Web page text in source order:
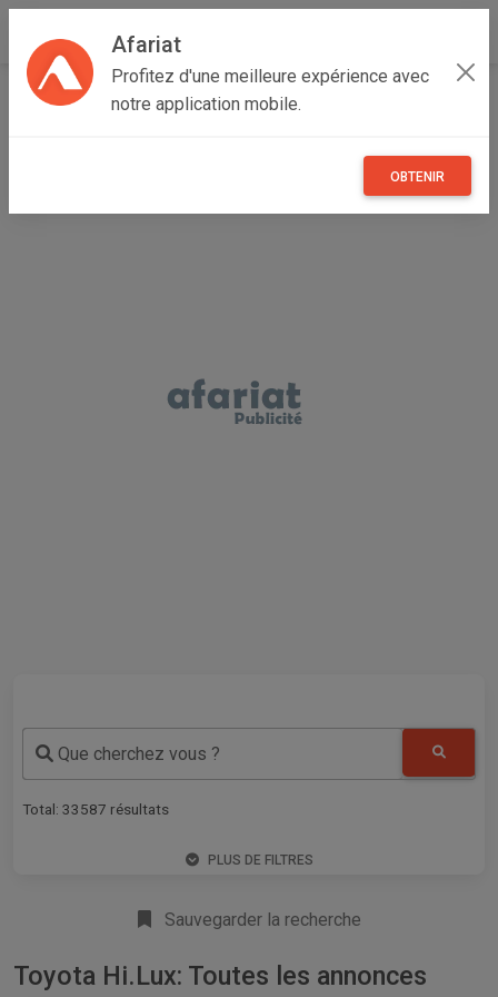
Afariat
Profitez d'une meilleure expérience avec
notre application mobile.
OBTENIR
Accueil Recherche Véhicules
Que cherchez vous ?
Total: 33587 résultats
PLUS DE FILTRES
Sauvegarder la recherche
Toyota Hi.Lux: Toutes les annonces